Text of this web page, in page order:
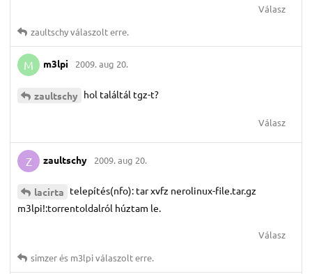
Válasz
zaultschyválaszolt erre.
M m3lpi 2009. aug 20.
zaultschy hol találtál tgz-t?
Válasz
Z zaultschy 2009. aug 20.
lacirta telepítés(nfo): tar xvfz nerolinux-file.tar.gz
m3lpi!:torrentoldalról húztam le.
Válasz
simzerés m3lpiválaszolt erre.